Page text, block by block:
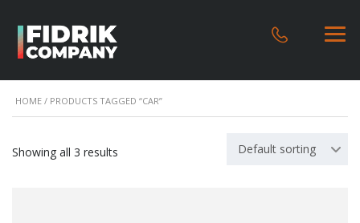
HOME / PRODUCTS TAGGED “CAR”
Showing all 3 results Default sorting